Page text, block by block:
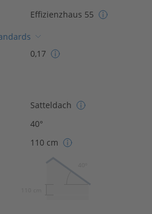
Effizienzhaus 55
0,17
Satteldach
40°
110 cm